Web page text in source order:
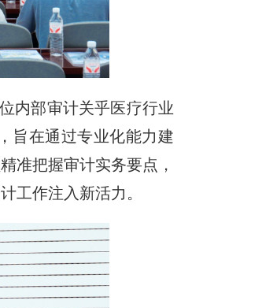
内部审计关乎医疗行业
旨在通过专业化能力建
准把握审计实务要点，
工作注入新活力。